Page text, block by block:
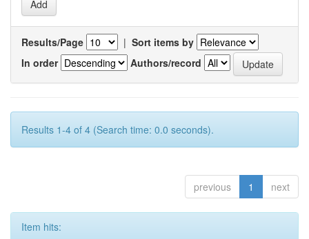
Results/Page | Sort items by
In order
Authors/record
Results 1-4 of 4 (Search time: 0.0 seconds).
previous 1 next
Item hits: